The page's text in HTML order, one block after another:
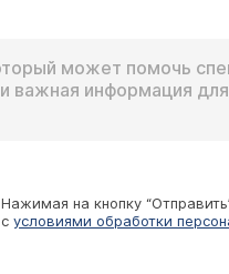
Нажимая на кнопку
с условиями обработки